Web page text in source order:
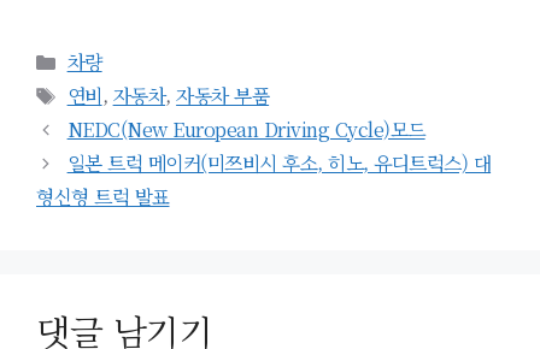
카
테
고
리
차량
태
그
연비, 자동차,자동차 부품
NEDC(New European Driving Cycle)모드
일본 트럭 메이커(미쯔비시 후소, 히노, 유디트럭스) 대
형신형 트럭 발표
댓글 남기기